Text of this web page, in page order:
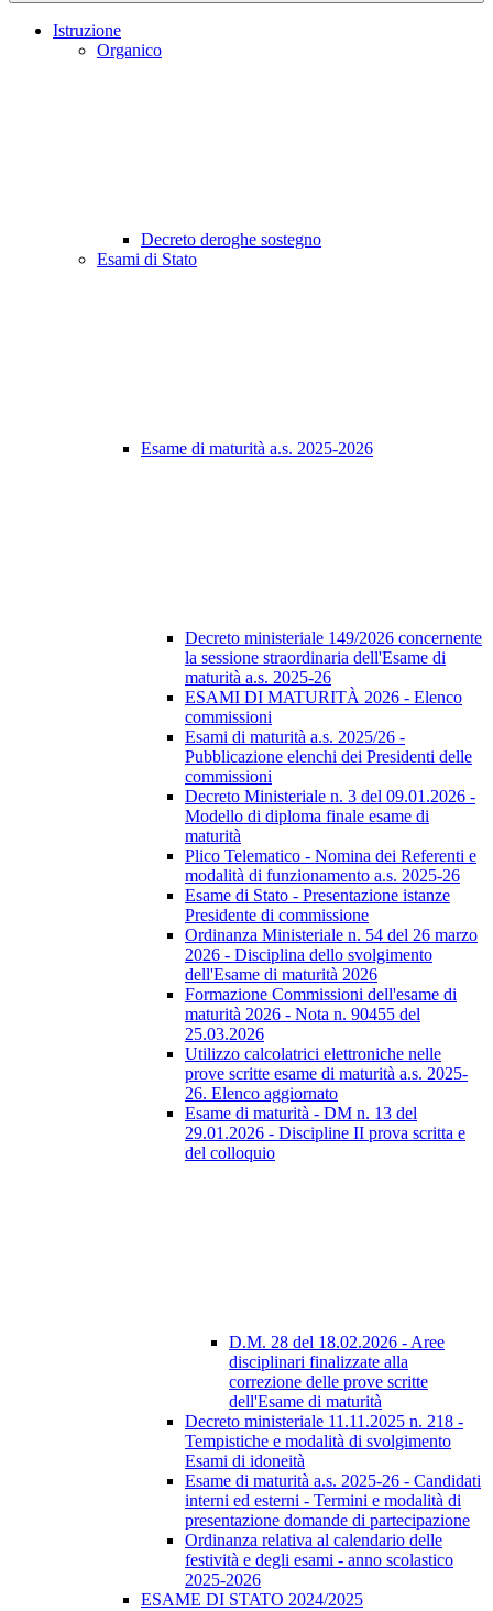
Istruzione
Organico
Decreto deroghe sostegno
Esami di Stato
Esame di maturità a.s. 2025-2026
Decreto ministeriale 149/2026 concernente
la sessione straordinaria dell'Esame di
maturità a.s. 2025-26
ESAMI DI MATURITÀ 2026 - Elenco
commissioni
Esami di maturità a.s. 2025/26 -
Pubblicazione elenchi dei Presidenti delle
commissioni
Decreto Ministeriale n. 3 del 09.01.2026 -
Modello di diploma finale esame di
maturità
Plico Telematico - Nomina dei Referenti e
modalità di funzionamento a.s. 2025-26
Esame di Stato - Presentazione istanze
Presidente di commissione
Ordinanza Ministeriale n. 54 del 26 marzo
2026 - Disciplina dello svolgimento
dell'Esame di maturità 2026
Formazione Commissioni dell'esame di
maturità 2026 - Nota n. 90455 del
25.03.2026
Utilizzo calcolatrici elettroniche nelle
prove scritte esame di maturità a.s. 2025-
26. Elenco aggiornato
Esame di maturità - DM n. 13 del
29.01.2026 - Discipline II prova scritta e
del colloquio
D.M. 28 del 18.02.2026 - Aree
disciplinari finalizzate alla
correzione delle prove scritte
dell'Esame di maturità
Decreto ministeriale 11.11.2025 n. 218 -
Tempistiche e modalità di svolgimento
Esami di idoneità
Esame di maturità a.s. 2025-26 - Candidati
interni ed esterni - Termini e modalità di
presentazione domande di partecipazione
Ordinanza relativa al calendario delle
festività e degli esami - anno scolastico
2025-2026
ESAME DI STATO 2024/2025